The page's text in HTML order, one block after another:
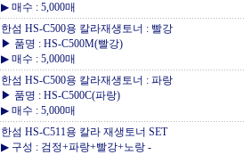
▶ 매수 : 5,000매
한섬 HS-C500용 칼라재생토너 : 빨강
▶ 품명 : HS-C500M(빨강)
▶ 매수 : 5,000매
한섬 HS-C500용 칼라재생토너 : 파랑
▶ 품명 : HS-C500C(파랑)
▶ 매수 : 5,000매
한섬 HS-C511용 칼라 재생토너 SET
▶ 구성 : 검정+파랑+빨강+노랑 -